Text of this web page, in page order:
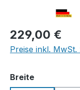
Regulärer Preis:
229,00 €
Preise inkl.
Breiteauswählen